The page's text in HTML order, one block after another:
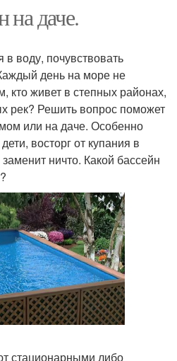
на даче.
воду, почувствовать
день на море не
кто живет в степных районах,
рек? Решить вопрос поможет
или на даче. Особенно
восторг от купания в
ничто. Какой бассейн
стационарными либо